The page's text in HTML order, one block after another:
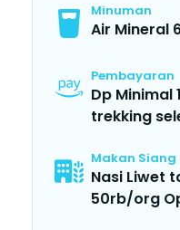
Minuman
Air Mineral
Pembayaran
Dp Minimal
trekking
Makan Siang
Nasi Liwet
50rb/org